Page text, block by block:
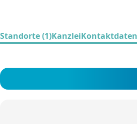
Standorte (1)Kanzlei